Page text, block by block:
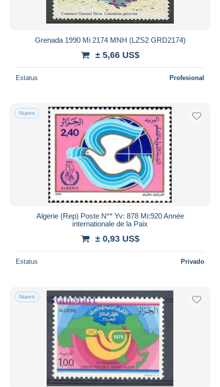
Grenada 1990 Mi 2174 MNH (LZS2 GRD2174)
± 5,66 US$
Estatus Profesional
Nuevo
Algerie (Rep) Poste N** Yv: 878 Mi:920 Année
internationale de la Paix
± 0,93 US$
Estatus Privado
Nuevo